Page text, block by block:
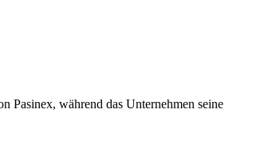
Pasinex, während das Unternehmen seine